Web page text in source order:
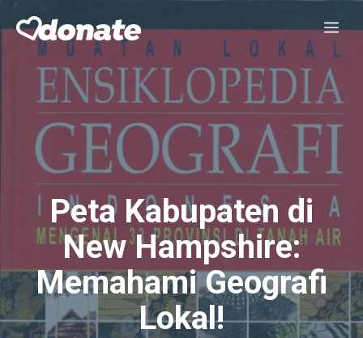
to
content
Peta Kabupaten di
New Hampshire:
Memahami Geografi
Lokal!